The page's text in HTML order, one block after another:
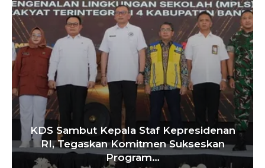
KDS Sambut Kepala Staf Kepresidenan
RI, Tegaskan Komitmen Sukseskan
Program…